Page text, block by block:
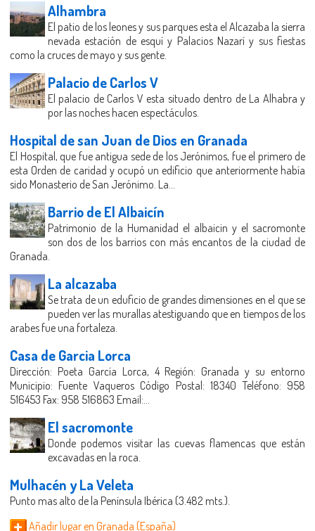
Alhambra
El patio de los leones y sus parques esta el Alcazaba la sierra
nevada estación de esquí y Palacios Nazarí y sus fiestas
como la cruces de mayo y sus gente.
Palacio de Carlos V
El palacio de Carlos V esta situado dentro de La Alhabra y
por las noches hacen espectáculos.
Hospital de san Juan de Dios en Granada
El Hospital, que fue antigua sede de los Jerónimos, fue el primero de
esta Orden de caridad y ocupó un edificio que anteriormente había
sido Monasterio de San Jerónimo. La...
Barrio de El Albaicín
Patrimonio de la Humanidad el albaicin y el sacromonte
son dos de los barrios con más encantos de la ciudad de
Granada.
La alcazaba
Se trata de un eduficio de grandes dimensiones en el que se
pueden ver las murallas atestiguando que en tiempos de los
arabes fue una fortaleza.
Casa de Garcia Lorca
Dirección: Poeta García Lorca, 4 Región: Granada y su entorno
Municipio: Fuente Vaqueros Código Postal: 18340 Teléfono: 958
516453 Fax: 958 516863 Email:...
El sacromonte
Donde podemos visitar las cuevas flamencas que están
excavadas en la roca.
Mulhacén y La Veleta
Punto mas alto de la Península Ibérica (3.482 mts.).
Añadir lugar en Granada (España)